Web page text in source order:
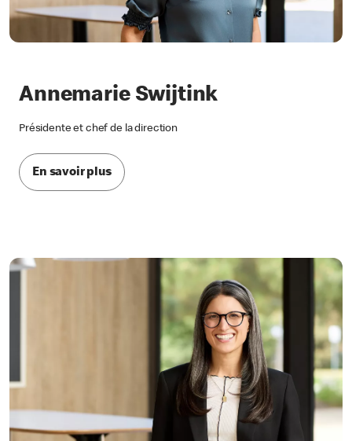
Annemarie Swijtink
Présidente et chef de la direction
En savoir plus